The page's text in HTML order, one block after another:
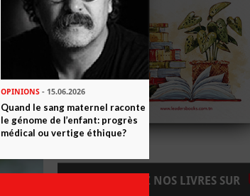
COMMANDEZ NOS LIVRES SUR
OPINIONS- 15.06.2026
Quand le sang maternel raconte
le génome de l’enfant: progrès
médical ou vertige éthique?